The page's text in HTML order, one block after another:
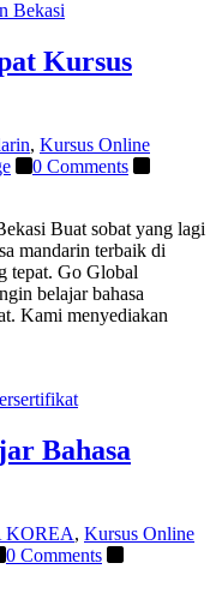
Kursus
, Kursus Online
0 Comments
Buat sobat yang lagi
mandarin terbaik di
tepat. Go Global
belajar bahasa
Kami menyediakan
Bahasa
KOREA, Kursus Online
0 Comments